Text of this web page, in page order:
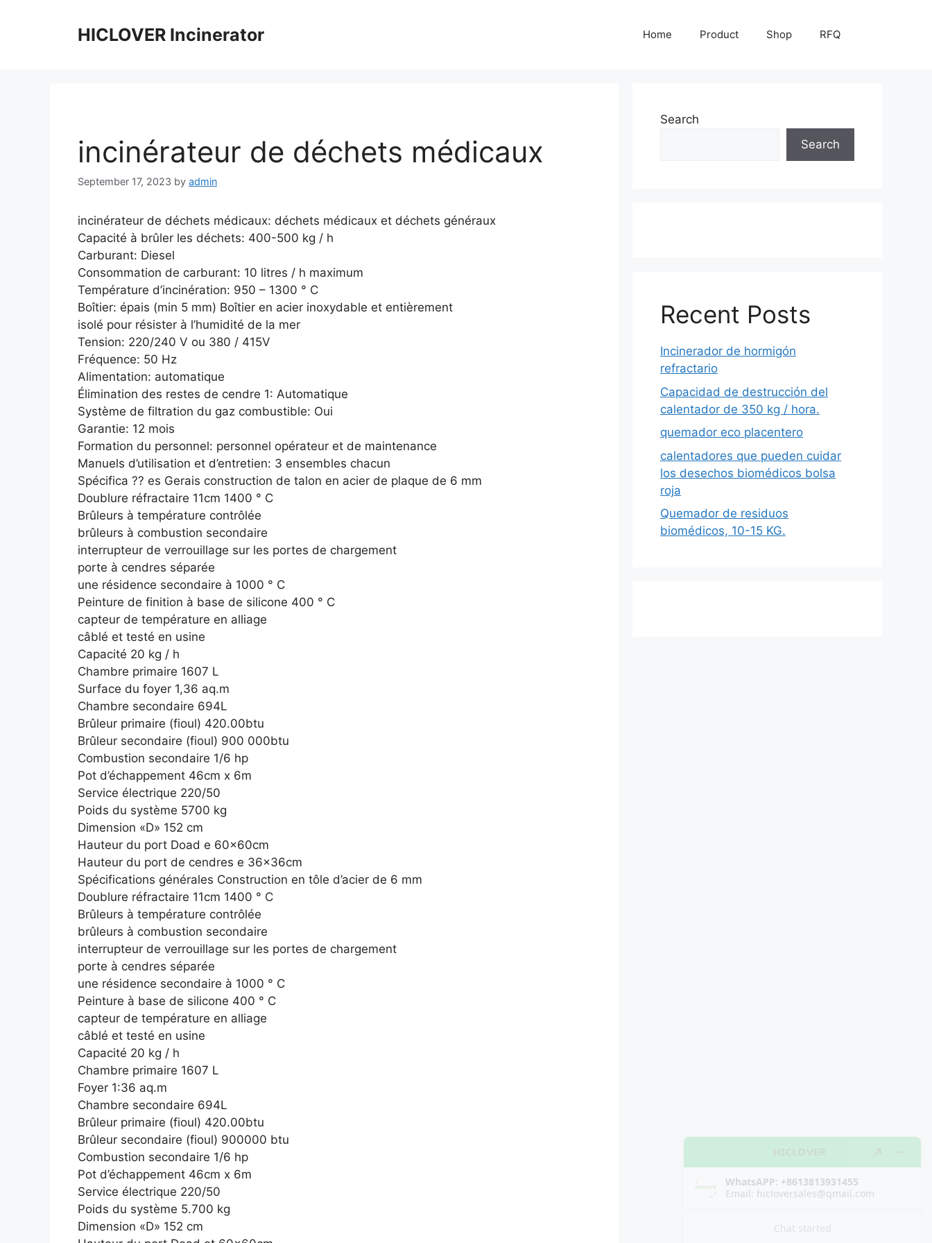
HICLOVER Incinerator Home Product Shop RFQ
incinérateur de déchets médicaux
September 17, 2023 by admin
incinérateur de déchets médicaux: déchets médicaux et déchets généraux
Capacité à brûler les déchets: 400-500 kg / h
Carburant: Diesel
Consommation de carburant: 10 litres / h maximum
Température d’incinération: 950 – 1300 ° C
Boîtier: épais (min 5 mm) Boîtier en acier inoxydable et entièrement
isolé pour résister à l’humidité de la mer
Tension: 220/240 V ou 380 / 415V
Fréquence: 50 Hz
Alimentation: automatique
Élimination des restes de cendre 1: Automatique
Système de filtration du gaz combustible: Oui
Garantie: 12 mois
Formation du personnel: personnel opérateur et de maintenance
Manuels d’utilisation et d’entretien: 3 ensembles chacun
Spécifica ?? es Gerais construction de talon en acier de plaque de 6 mm
Doublure réfractaire 11cm 1400 ° C
Brûleurs à température contrôlée
brûleurs à combustion secondaire
interrupteur de verrouillage sur les portes de chargement
porte à cendres séparée
une résidence secondaire à 1000 ° C
Peinture de finition à base de silicone 400 ° C
capteur de température en alliage
câblé et testé en usine
Capacité 20 kg / h
Chambre primaire 1607 L
Surface du foyer 1,36 aq.m
Chambre secondaire 694L
Brûleur primaire (fioul) 420.00btu
Brûleur secondaire (fioul) 900 000btu
Combustion secondaire 1/6 hp
Pot d’échappement 46cm x 6m
Service électrique 220/50
Poids du système 5700 kg
Dimension «D» 152 cm
Hauteur du port Doad e 60x60cm
Hauteur du port de cendres e 36x36cm
Spécifications générales Construction en tôle d’acier de 6 mm
Doublure réfractaire 11cm 1400 ° C
Brûleurs à température contrôlée
brûleurs à combustion secondaire
interrupteur de verrouillage sur les portes de chargement
porte à cendres séparée
une résidence secondaire à 1000 ° C
Peinture à base de silicone 400 ° C
capteur de température en alliage
câblé et testé en usine
Capacité 20 kg / h
Chambre primaire 1607 L
Foyer 1:36 aq.m
Chambre secondaire 694L
Brûleur primaire (fioul) 420.00btu
Brûleur secondaire (fioul) 900000 btu
Combustion secondaire 1/6 hp
Pot d’échappement 46cm x 6m
Service électrique 220/50
Poids du système 5.700 kg
Dimension «D» 152 cm
Search
Search
Recent Posts
Incinerador de hormigón
refractario
Capacidad de destrucción del
calentador de 350 kg / hora.
quemador eco placentero
calentadores que pueden cuidar
los desechos biomédicos bolsa
roja
Quemador de residuos
biomédicos, 10-15 KG.